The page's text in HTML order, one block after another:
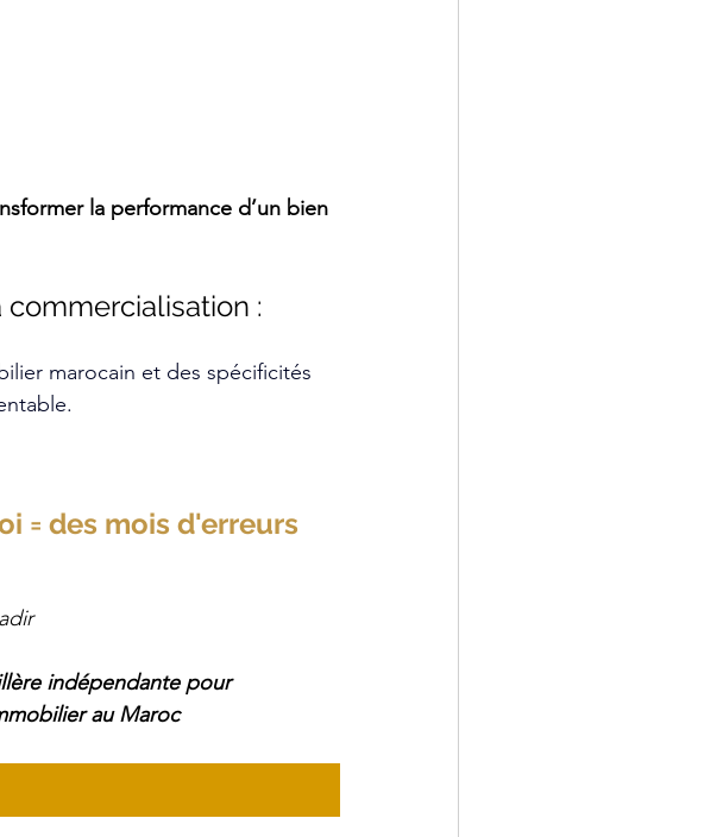
la performance d’un bien
:
marocain et des spécificités
= des mois d'erreurs
indépendante pour
au Maroc